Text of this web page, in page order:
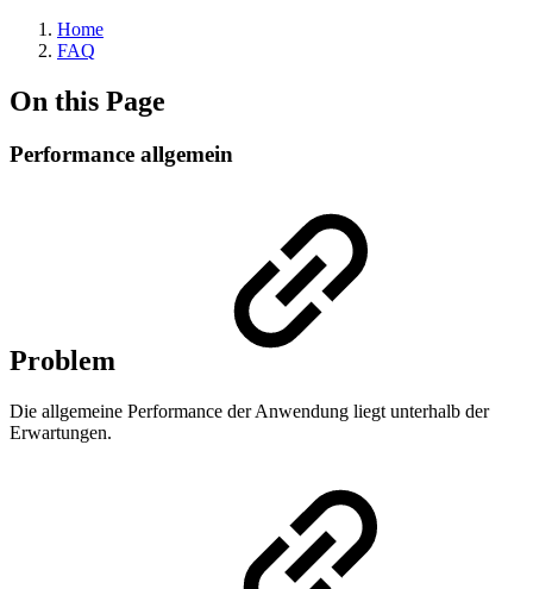
Home
FAQ
On this Page
Performance allgemein
Problem
Die allgemeine Performance der Anwendung liegt unterhalb der
Erwartungen.